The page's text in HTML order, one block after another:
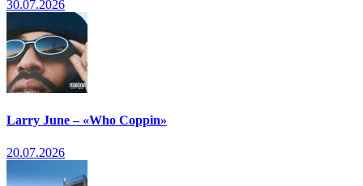
30.07.2026
Larry June – «Who Coppin»
20.07.2026